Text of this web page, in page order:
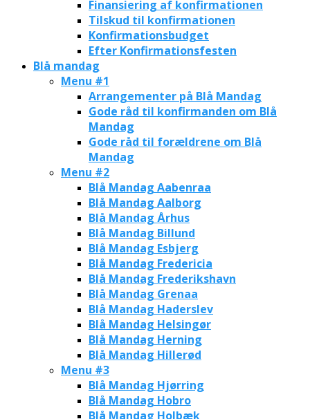
Finansiering af konfirmationen
Tilskud til konfirmationen
Konfirmationsbudget
Efter Konfirmationsfesten
Blå mandag
Menu #1
Arrangementer på Blå Mandag
Gode råd til konfirmanden om Blå
Mandag
Gode råd til forældrene om Blå
Mandag
Menu #2
Blå Mandag Aabenraa
Blå Mandag Aalborg
Blå Mandag Århus
Blå Mandag Billund
Blå Mandag Esbjerg
Blå Mandag Fredericia
Blå Mandag Frederikshavn
Blå Mandag Grenaa
Blå Mandag Haderslev
Blå Mandag Helsingør
Blå Mandag Herning
Blå Mandag Hillerød
Menu #3
Blå Mandag Hjørring
Blå Mandag Hobro
Blå Mandag Holbæk